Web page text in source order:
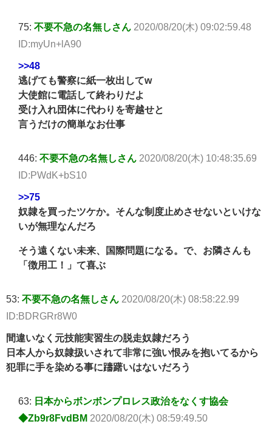
75: 不要不急の名無しさん 2020/08/20(木) 09:02:59.48
ID:myUn+lA90
>>48
逃げても警察に紙一枚出してw
大使館に電話して終わりだよ
受け入れ団体に代わりを寄越せと
言うだけの簡単なお仕事
446: 不要不急の名無しさん 2020/08/20(木) 10:48:35.69
ID:PWdK+bS10
>>75
奴隷を買ったツケか。そんな制度止めさせないといけな
いが無理なんだろ
そう遠くない未来、国際問題になる。で、お隣さんも
「徴用工！」て喜ぶ
53: 不要不急の名無しさん 2020/08/20(木) 08:58:22.99
ID:BDRGRr8W0
間違いなく元技能実習生の脱走奴隷だろう
日本人から奴隷扱いされて非常に強い恨みを抱いてるから
犯罪に手を染める事に躊躇いはないだろう
63: 日本からボンボンプロレス政治をなくす協会
◆Zb9r8FvdBM 2020/08/20(木) 08:59:49.50